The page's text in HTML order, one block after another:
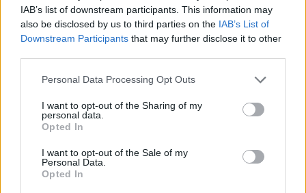
IAB’s list of downstream participants. This information may
also be disclosed by us to third parties on the IAB’s List of
Downstream Participants that may further disclose it to other
Personal Data Processing Opt Outs
I want to opt-out of the Sharing of my
personal data.
Opted In
I want to opt-out of the Sale of my
Personal Data.
Opted In